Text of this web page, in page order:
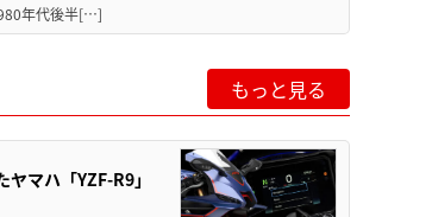
年代後半[…]
もっと見る
マハ「YZF-R9」